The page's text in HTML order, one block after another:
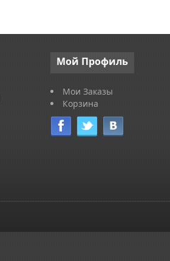
Мой Профиль
Мои Заказы
Корзина